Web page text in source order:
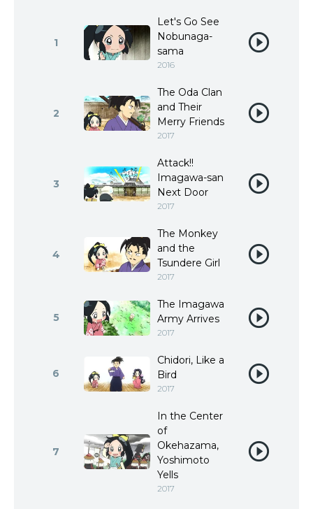
1
Let's Go See
Nobunaga-
sama
2016
2
The Oda Clan
and Their
Merry Friends
2017
3
Attack!!
Imagawa-san
Next Door
2017
4
The Monkey
and the
Tsundere Girl
2017
5
The Imagawa
Army Arrives
2017
6
Chidori, Like a
Bird
2017
7
In the Center
of
Okehazama,
Yoshimoto
Yells
2017